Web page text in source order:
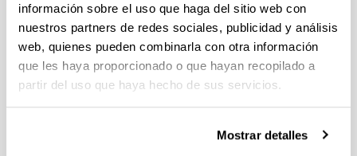
información sobre el uso que haga del sitio web con
nuestros partners de redes sociales, publicidad y análisis
web, quienes pueden combinarla con otra información
que les haya proporcionado o que hayan recopilado a
partir del uso que haya hecho de sus servicios.
Mostrar detalles
Universidad de Strasbourg